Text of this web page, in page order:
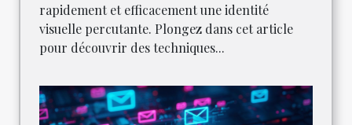
rapidement et efficacement une identité
visuelle percutante. Plongez dans cet article
pour découvrir des techniques...